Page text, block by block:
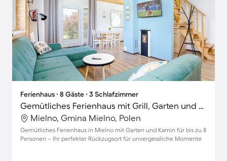
Ferienhaus ∙ 8 Gäste ∙ 3 Schlafzimmer
Gemütliches Ferienhaus mit Grill, Garten und Terrasse | Haustiere sind willkommen
Mielno, Gmina Mielno, Polen
Gemütliches Ferienhaus in Mielno mit Garten und Kamin für bis zu 8
Personen – Ihr perfekter Rückzugsort für unvergessliche Momente